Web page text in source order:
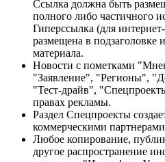
Ссылка должна быть
полного либо частичного
Гиперссылка (для
размещена в подзаголовке
материала.
Новости с пометками
"Заявление", "Регионы",
"Тест-драйв",
правах рекламы.
Раздел Спецпроекты
коммерческими
Любое копирование,
другое распространение